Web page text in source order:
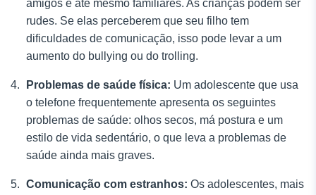
amigos e até mesmo familiares. As crianças podem ser
rudes. Se elas perceberem que seu filho tem
dificuldades de comunicação, isso pode levar a um
aumento do bullying ou do trolling.
Problemas de saúde física: Um adolescente que usa
o telefone frequentemente apresenta os seguintes
problemas de saúde: olhos secos, má postura e um
estilo de vida sedentário, o que leva a problemas de
saúde ainda mais graves.
Comunicação com estranhos: Os adolescentes, mais